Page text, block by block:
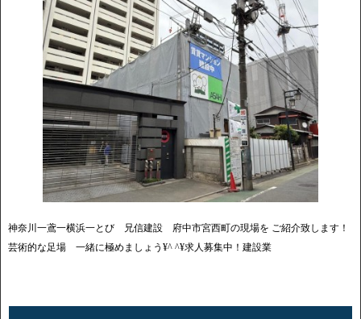
神奈川一鳶一横浜一とび 兄信建設 府中市宮西町の現場を ご紹介致します！
芸術的な足場 一緒に極めましょう¥^ ^¥求人募集中！建設業